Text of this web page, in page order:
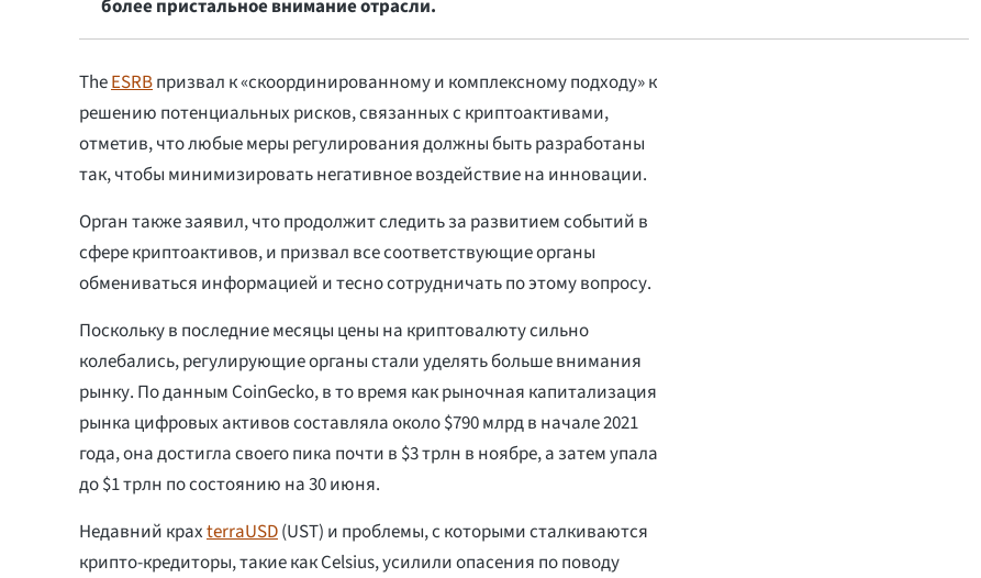
более пристальное внимание отрасли.
TheESRBпризвал к «скоординированному и комплексному подходу» к
решению потенциальных рисков, связанных с криптоактивами,
отметив, что любые меры регулирования должны быть разработаны
так, чтобы минимизировать негативное воздействие на инновации.
Орган также заявил, что продолжит следить за развитием событий в
сфере криптоактивов, и призвал все соответствующие органы
обмениваться информацией и тесно сотрудничать по этому вопросу.
Поскольку в последние месяцы цены на криптовалюту сильно
колебались, регулирующие органы стали уделять больше внимания
рынку. По данным CoinGecko, в то время как рыночная капитализация
рынка цифровых активов составляла около $790 млрд в начале 2021
года, она достигла своего пика почти в $3 трлн в ноябре, а затем упала
до $1 трлн по состоянию на 30 июня.
Недавний крахterraUSD(UST) и проблемы, с которыми сталкиваются
крипто-кредиторы, такие как Celsius, усилили опасения по поводу